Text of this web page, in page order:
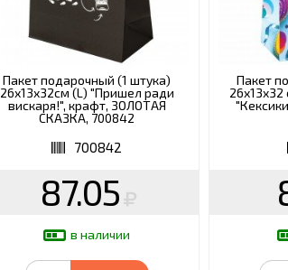
Пакет подарочный (1 штука)
26х13х32см (L) "Пришел ради
вискаря!", крафт, ЗОЛОТАЯ
СКАЗКА, 700842
700842
87.05
в наличии
Пакет